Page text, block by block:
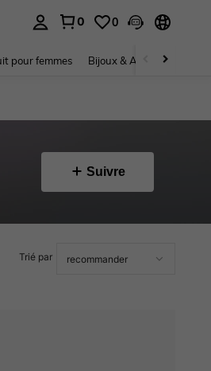
0 0
pour femmes Bijoux & Accessoires pour
Suivre
Trié par